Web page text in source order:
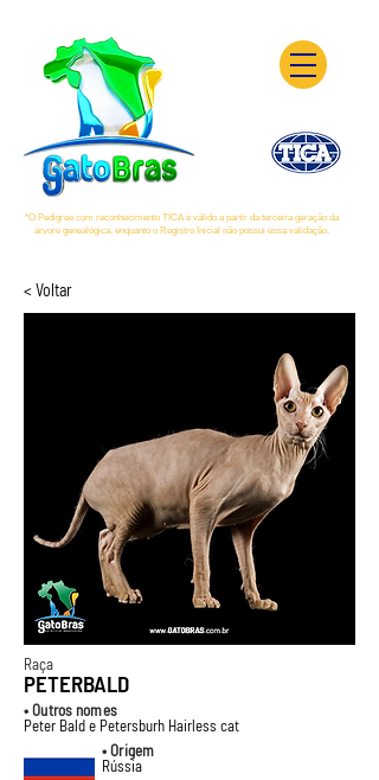
*O Pedigree com reconhecimento TICA é válido a partir da terceira geração da
árvore genealógica, enquanto o Registro Inicial não possui essa validação.
< Voltar
Raça
PETERBALD
• Outros nomes
Peter Bald e Petersburh Hairless cat
• Origem
Rússia